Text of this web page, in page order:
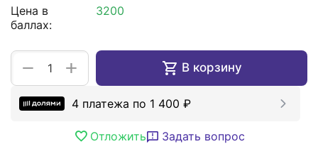
Цена в
баллах:
3200
+
− В корзину
4 платежа по 1 400 ₽
Отложить Задать вопрос